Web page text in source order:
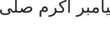
اکرم صلّی